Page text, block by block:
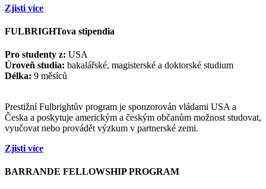
Zjisti více
FULBRIGHTova stipendia
Pro studenty z: USA
Úroveň studia: bakalářské, magisterské a doktorské studium
Délka: 9 měsíců
Prestižní Fulbrightův program je sponzorován vládami USA a
Česka a poskytuje americkým a českým občanům možnost studovat,
vyučovat nebo provádět výzkum v partnerské zemi.
Zjisti více
BARRANDE FELLOWSHIP PROGRAM